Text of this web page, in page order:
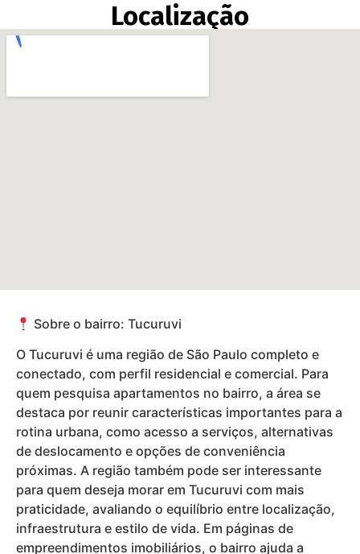
Localização
Sobre o bairro: Tucuruvi
O Tucuruvi é uma região de São Paulo completo e
conectado, com perfil residencial e comercial. Para
quem pesquisa apartamentos no bairro, a área se
destaca por reunir características importantes para a
rotina urbana, como acesso a serviços, alternativas
de deslocamento e opções de conveniência
próximas. A região também pode ser interessante
para quem deseja morar em Tucuruvi com mais
praticidade, avaliando o equilíbrio entre localização,
infraestrutura e estilo de vida. Em páginas de
empreendimentos imobiliários, o bairro ajuda a